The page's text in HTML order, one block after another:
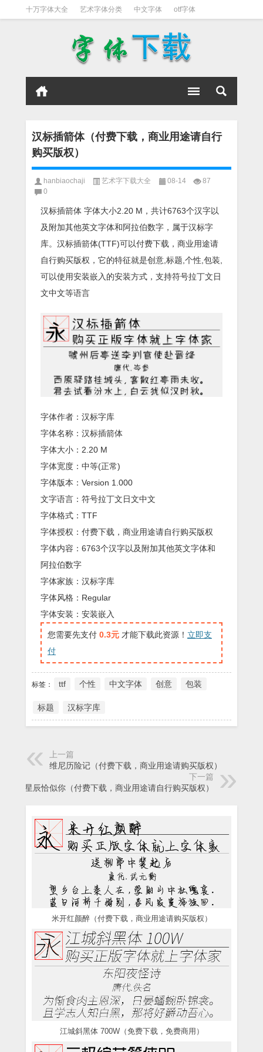
十万字体大全 艺术字体分类 中文字体 otf字体
汉标插箭体（付费下载，商业用途请自行
购买版权）
hanbiaochaji 艺术字下载大全 08-14
87
0
汉标插箭体 字体大小2.20 M，共计6763个汉字以
及附加其他英文字体和阿拉伯数字，属于汉标字
库。汉标插箭体(TTF)可以付费下载，商业用途请
自行购买版权，它的特征就是创意,标题,个性,包装,
可以使用安装嵌入的安装方式，支持符号拉丁文日
文中文等语言
字体作者：汉标字库
字体名称：汉标插箭体
字体大小：2.20 M
字体宽度：中等(正常)
字体版本：Version 1.000
文字语言：符号拉丁文日文中文
字体格式：TTF
字体授权：付费下载，商业用途请自行购买版权
字体内容：6763个汉字以及附加其他英文字体和
阿拉伯数字
字体家族：汉标字库
字体风格：Regular
字体安装：安装嵌入
您需要先支付 0.3元 才能下载此资源！ 立即支
付
标签： ttf 个性 中文字体 创意 包装
标题 汉标字库
上一篇
维尼历险记（付费下载，商业用途请购买版权）
下一篇
昨夜星辰恰似你（付费下载，商业用途请自行购买版权）
米开红颜醉（付费下载，商业用途请购买版权）
江城斜黑体 700W（免费下载，免费商用）